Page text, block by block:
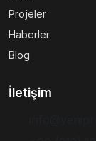
Projeler
Haberler
Blog
İletişim